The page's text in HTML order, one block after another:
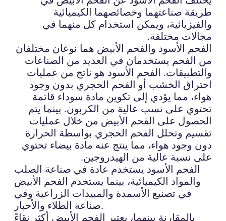
طريقة صناعتهما وخصائصهما الكيميائية
والفيزيائية، ويمكن استخدام كل منهما في
مجالات مختلفة.
الفحم الأسود والفحم الأبيض هما نوعان مختلفان
من الفحم يستخدمان في العديد من الصناعات
والتطبيقات. الفحم الأسود هو ناتج من عمليات
احتراق الخشب أو الفحم الحجري بدون وجود
هواء، مما يؤدي إلى تكوين مادة سوداء قاتمة
تحتوي على نسب عالية من الكربون. بينما يتم
الحصول على الفحم الأبيض من خلال عمليات
تقسيم وتحلل الفحم الحجري بواسطة الحرارة
دون وجود هواء، مما ينتج عنه مادة بيضاء تحتوي
على نسبة عالية من الهيدروجين.
الفحم الأسود يستخدم عادة في صناعة الصلب
والمواد الكيميائية، بينما يستخدم الفحم الأبيض
في تصنيع الأسمدة والمبيدات الزراعية وفي
صناعة الطلاء والأحبار.
بالمقارنة بينهما، يعتبر الفحم الأبيض أكثر نقاءً